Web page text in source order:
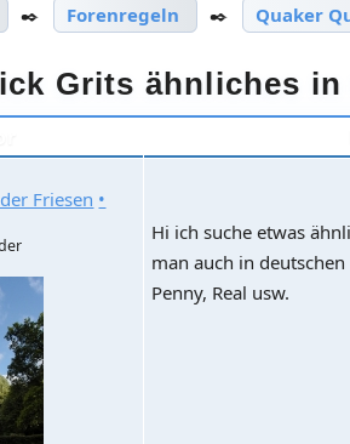
✒️ Forenregeln ✒️ Quaker
Grits ähnliches in
Friesen •
Hi ich suche etwas
man auch in
Penny, Real usw.